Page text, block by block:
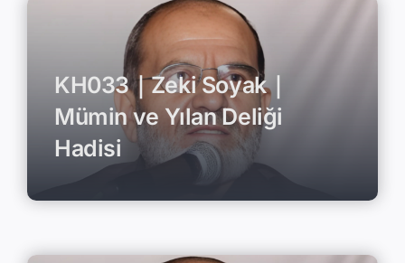
KH033｜Zeki Soyak｜
Mümin ve Yılan Deliği
Hadisi